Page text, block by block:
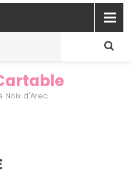
Noix d'Arec